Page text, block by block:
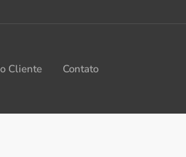
Cliente Contato